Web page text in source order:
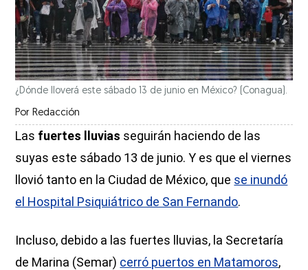
¿Dónde lloverá este sábado 13 de junio en México? (Conagua).
Por Redacción
Las fuertes lluvias seguirán haciendo de las
suyas este sábado 13 de junio. Y es que el viernes
llovió tanto en la Ciudad de México, que se inundó
el Hospital Psiquiátrico de San Fernando.
Incluso, debido a las fuertes lluvias, la Secretaría
de Marina (Semar) cerró puertos en Matamoros,